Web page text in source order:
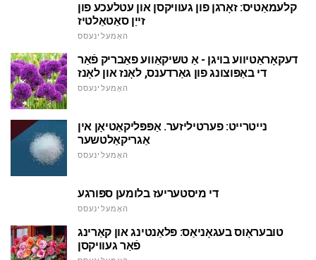
קלעמאַטיס: זאָרגן פון געוויקסן און עטלעכע פון
זייַן סאַטאַלטיז
האָמעלינעסס
דעקאָראַטיווע בויגן - אַ טשיקאַווע פאַבריק פֿאַר
די באַפּוצונג פון גאַרדענס, לאָנז און לאָנז
האָמעלינעסס
נייטרייט: פערטיליזער. אַפּפּליקאַטיאָן אין
אַגריקאַלטשער
האָמעלינעסס
די מיסטעריעז בלומען ספּורגע
האָמעלינעסס
טובעראָוס בעגאָניאַס: פּלאַנטינג און קאַרינג
פֿאַר געוויקסן